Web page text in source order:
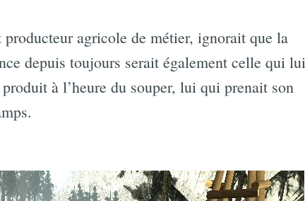
agricole de métier, ignorait que la
depuis toujours serait également celle qui lui
à l’heure du souper, lui qui prenait son